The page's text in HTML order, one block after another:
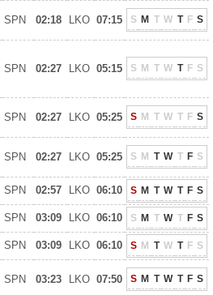
SPN 02:18 LKO 07:15 S M T W T F S
SPN 02:27 LKO 05:15 S M T W T F S
SPN 02:27 LKO 05:25 S M T W T F S
SPN 02:27 LKO 05:25 S M T W T F S
SPN 02:57 LKO 06:10 S M T W T F S
SPN 03:09 LKO 06:10 S M T W T F S
SPN 03:09 LKO 06:10 S M T W T F S
SPN 03:23 LKO 07:50 S M T W T F S